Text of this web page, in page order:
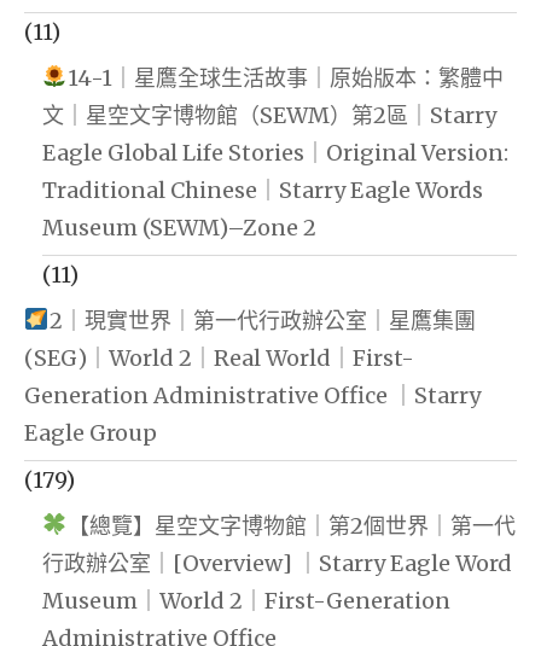
(11)
14-1｜星鷹全球生活故事｜原始版本：繁體中
文｜星空文字博物館（SEWM）第2區｜Starry
Eagle Global Life Stories｜Original Version:
Traditional Chinese｜Starry Eagle Words
Museum (SEWM)–Zone 2
(11)
2｜現實世界｜第一代行政辦公室｜星鷹集團
(SEG)｜World 2｜Real World｜First-
Generation Administrative Office ｜Starry
Eagle Group
(179)
【總覽】星空文字博物館｜第2個世界｜第一代
行政辦公室｜[Overview] ｜Starry Eagle Word
Museum｜World 2｜First-Generation
Administrative Office